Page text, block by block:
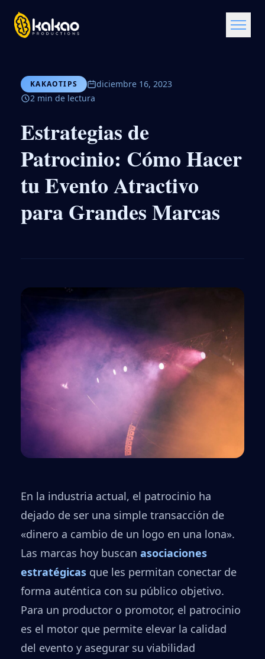
KAKAOTIPS
diciembre 16, 2023
2 min de lectura
Estrategias de
Patrocinio: Cómo Hacer
tu Evento Atractivo
para Grandes Marcas
En la industria actual, el patrocinio ha
dejado de ser una simple transacción de
«dinero a cambio de un logo en una lona».
Las marcas hoy buscanasociaciones
estratégicas que les permitan conectar de
forma auténtica con su público objetivo.
Para un productor o promotor, el patrocinio
es el motor que permite elevar la calidad
del evento y asegurar su viabilidad